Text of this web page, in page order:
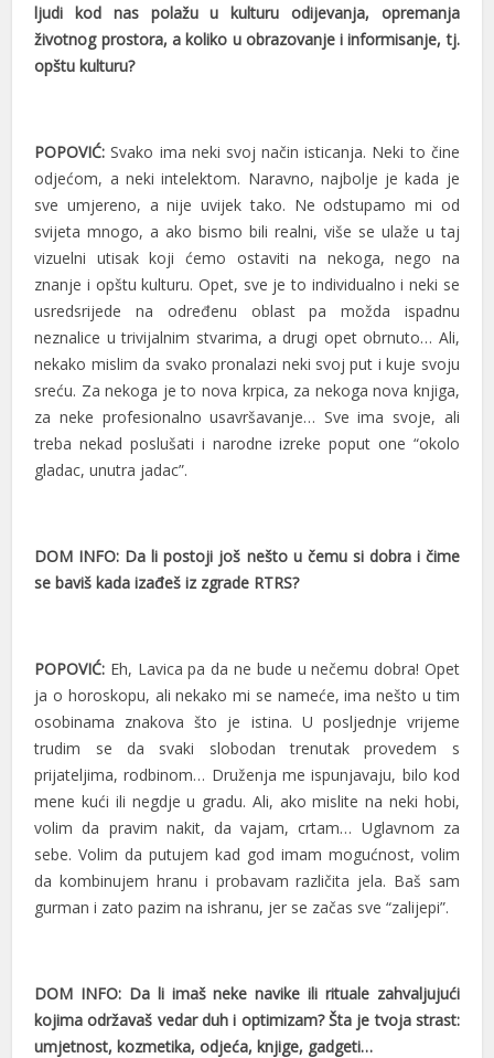
ljudi kod nas polažu u kulturu odijevanja, opremanja
životnog prostora, a koliko u obrazovanje i informisanje, tj.
opštu kulturu?
POPOVIĆ:Svako ima neki svoj način isticanja. Neki to čine
odjećom, a neki intelektom. Naravno, najbolje je kada je
sve umjereno, a nije uvijek tako. Ne odstupamo mi od
svijeta mnogo, a ako bismo bili realni, više se ulaže u taj
vizuelni utisak koji ćemo ostaviti na nekoga, nego na
znanje i opštu kulturu. Opet, sve je to individualno i neki se
usredsrijede na određenu oblast pa možda ispadnu
neznalice u trivijalnim stvarima, a drugi opet obrnuto… Ali,
nekako mislim da svako pronalazi neki svoj put i kuje svoju
sreću. Za nekoga je to nova krpica, za nekoga nova knjiga,
za neke profesionalno usavršavanje… Sve ima svoje, ali
treba nekad poslušati i narodne izreke poput one “okolo
gladac, unutra jadac”.
DOM INFO: Da li postoji još nešto u čemu si dobra i čime
se baviš kada izađeš iz zgrade RTRS?
POPOVIĆ: Eh, Lavica pa da ne bude u nečemu dobra! Opet
ja o horoskopu, ali nekako mi se nameće, ima nešto u tim
osobinama znakova što je istina. U posljednje vrijeme
trudim se da svaki slobodan trenutak provedem s
prijateljima, rodbinom… Druženja me ispunjavaju, bilo kod
mene kući ili negdje u gradu. Ali, ako mislite na neki hobi,
volim da pravim nakit, da vajam, crtam… Uglavnom za
sebe. Volim da putujem kad god imam mogućnost, volim
da kombinujem hranu i probavam različita jela. Baš sam
gurman i zato pazim na ishranu, jer se začas sve “zalijepi”.
DOM INFO: Da li imaš neke navike ili rituale zahvaljujući
kojima održavaš vedar duh i optimizam?Šta je tvoja strast:
umjetnost, kozmetika, odjeća, knjige, gadgeti…